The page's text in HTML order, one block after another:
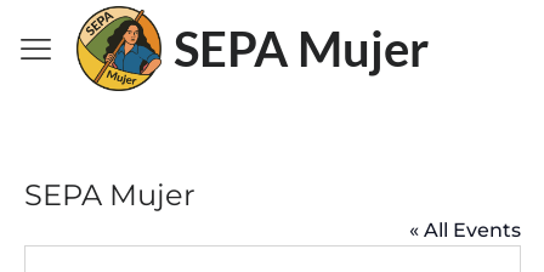
SEPA Mujer
SEPA Mujer
« All Events